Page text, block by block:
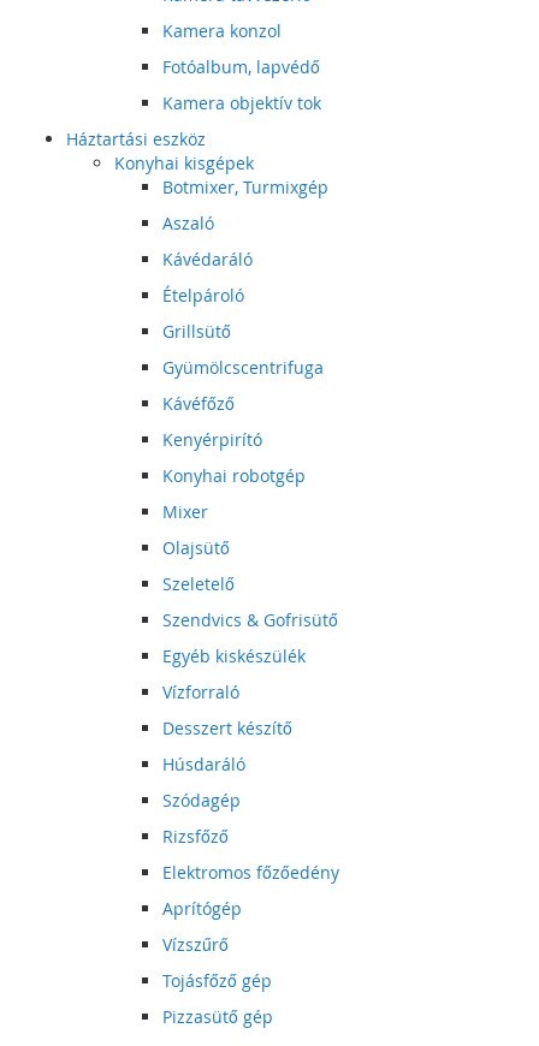
Kamera konzol
Fotóalbum, lapvédő
Kamera objektív tok
Háztartási eszköz
Konyhai kisgépek
Botmixer, Turmixgép
Aszaló
Kávédaráló
Ételpároló
Grillsütő
Gyümölcscentrifuga
Kávéfőző
Kenyérpirító
Konyhai robotgép
Mixer
Olajsütő
Szeletelő
Szendvics & Gofrisütő
Egyéb kiskészülék
Vízforraló
Desszert készítő
Húsdaráló
Szódagép
Rizsfőző
Elektromos főzőedény
Aprítógép
Vízszűrő
Tojásfőző gép
Pizzasütő gép